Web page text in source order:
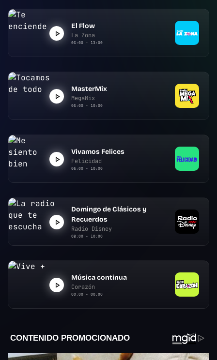
El Flow
La Zona
06:00 - 13:00
MasterMix
MegaMix
06:00 - 10:00
Vivamos Felices
Felicidad
06:00 - 10:00
Domingo de Clásicos y
Recuerdos
Radio Disney
08:00 - 10:00
Música continua
Corazón
00:00 - 00:00